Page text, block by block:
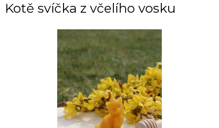
Kotě svíčka z včelího vosku